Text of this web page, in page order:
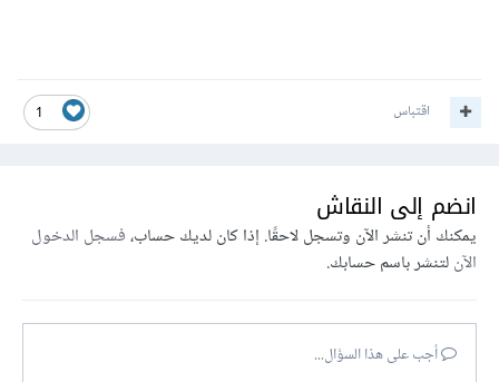
1 اقتباس
انضم إلى النقاش
يمكنك أن تنشر الآن وتسجل لاحقًا. إذا كان لديك حساب،فسجل الدخول
الآنلتنشر باسم حسابك.
أجب على هذا السؤال...